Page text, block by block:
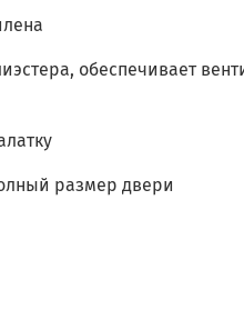
обеспечивает
размер двери